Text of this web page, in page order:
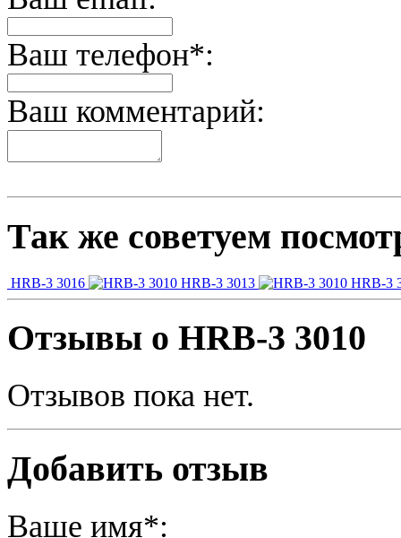
Ваш телефон*:
Ваш комментарий:
Так же советуем
HRB-3 3016 HRB-3 3013 HRB-3
Отзывы о HRB-3 3010
Отзывов пока нет.
Добавить отзыв
Ваше имя*: